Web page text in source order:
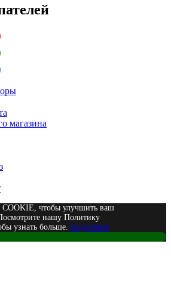
магазина
COOKIE, чтобы улучшить ваш
нашу Политику
узнать больше. Подробнее